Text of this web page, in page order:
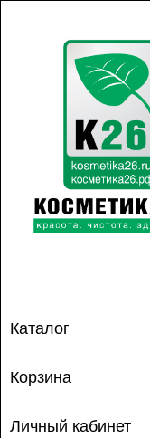
Каталог
Корзина
Личный кабинет